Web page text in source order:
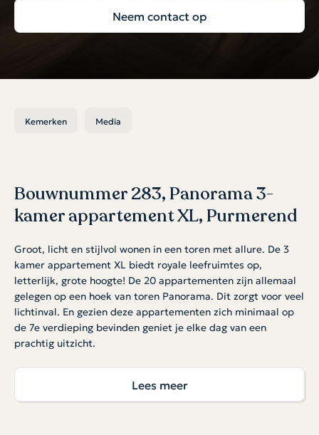
Neem contact op
Kemerken Media
Bouwnummer 283, Panorama 3-
kamer appartement XL, Purmerend
Groot, licht en stijlvol wonen in een toren met allure. De 3
kamer appartement XL biedt royale leefruimtes op,
letterlijk, grote hoogte! De 20 appartementen zijn allemaal
gelegen op een hoek van toren Panorama. Dit zorgt voor veel
lichtinval. En gezien deze appartementen zich minimaal op
de 7e verdieping bevinden geniet je elke dag van een
prachtig uitzicht.
Royale living met balkon of terras
De living in dit woningtype is opvallend ruim met plek voor
een royale zithoek, grote eettafel en een moderne open
Lees meer